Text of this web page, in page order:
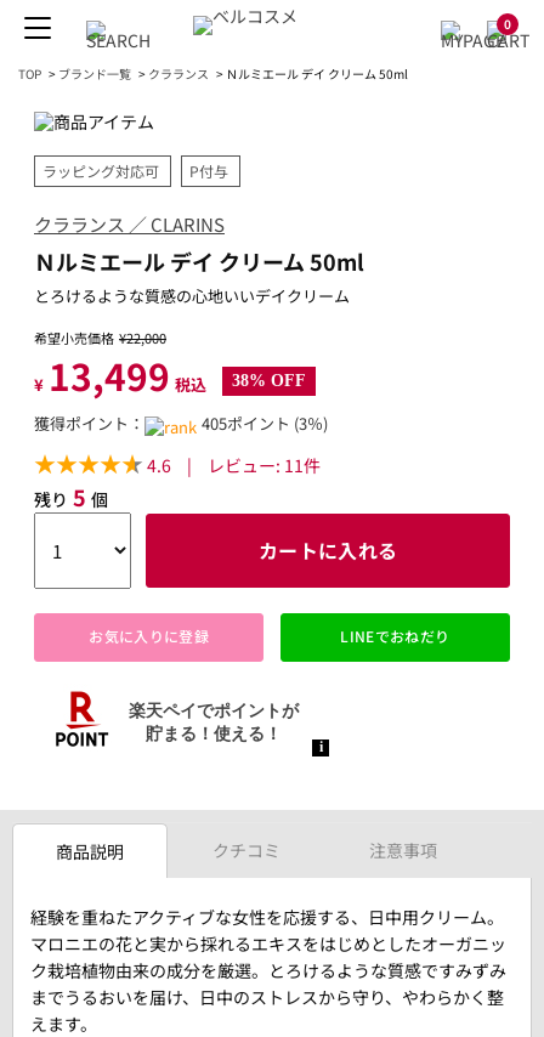
0
TOP > ブランド一覧 > クラランス > Ｎルミエール デイ クリーム 50ml
ラッピング対応可 P付与
クラランス ／ CLARINS
Ｎルミエール デイ クリーム 50ml
とろけるような質感の心地いいデイクリーム
希望小売価格 ¥22,000
¥ 13,499 税込 38% OFF
獲得ポイント： 405ポイント (3％)
4.6 | レビュー: 11件
残り 5 個
カートに入れる
お気に入りに登録 LINEでおねだり
商品説明 クチコミ 注意事項
経験を重ねたアクティブな女性を応援する、日中用クリーム。
マロニエの花と実から採れるエキスをはじめとしたオーガニッ
ク栽培植物由来の成分を厳選。とろけるような質感ですみずみ
までうるおいを届け、日中のストレスから守り、やわらかく整
えます。